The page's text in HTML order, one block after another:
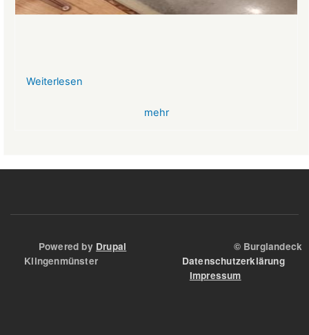
Weiterlesen
mehr
Powered by Drupal © Burglandeck
Klingenmünster Datenschutzerklärung
Impressum